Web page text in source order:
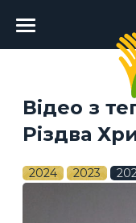
Головне
меню
Відео з
Різдва
2024 2023